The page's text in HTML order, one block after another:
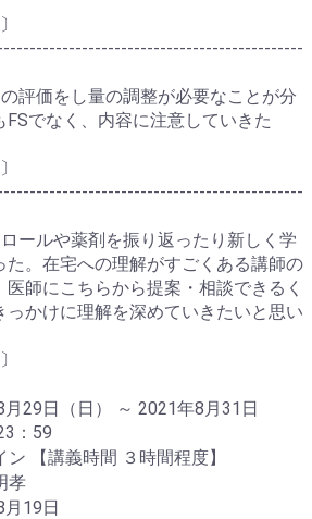
評価をし量の調整が必要なことが分
でなく、内容に注意していきた
ールや薬剤を振り返ったり新しく学
た。在宅への理解がすごくある講師の
師にこちらから提案・相談できるく
っかけに理解を深めていきたいと思い
29日（日） ～ 2021年8月31日
：59
ン 【講義時間 ３時間程度】
孝
19日